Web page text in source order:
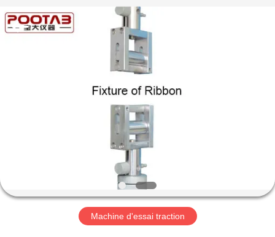
EXPOSITION
DE
International
Instruments
Co.,
Machine d'essai traction